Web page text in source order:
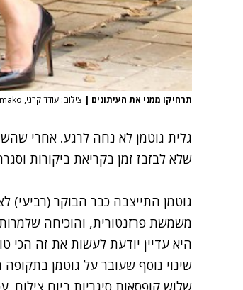
תרחיקו ממני את העיתונים | צילום: עודד קרני, mako
גלית גוטמן לא נחה לרגע. אחרי
שלא לבזבז זמן בקריאת ביקורות
גוטמן התייצבה כבר הבוקר (רביעי)
משמשת פרזנטורית, והוכיחה
היא עדיין יודעת לעשות את זה הכי
שינוי נוסף שעובר על גוטמן
שלוש קופסאות סיגריות ביום